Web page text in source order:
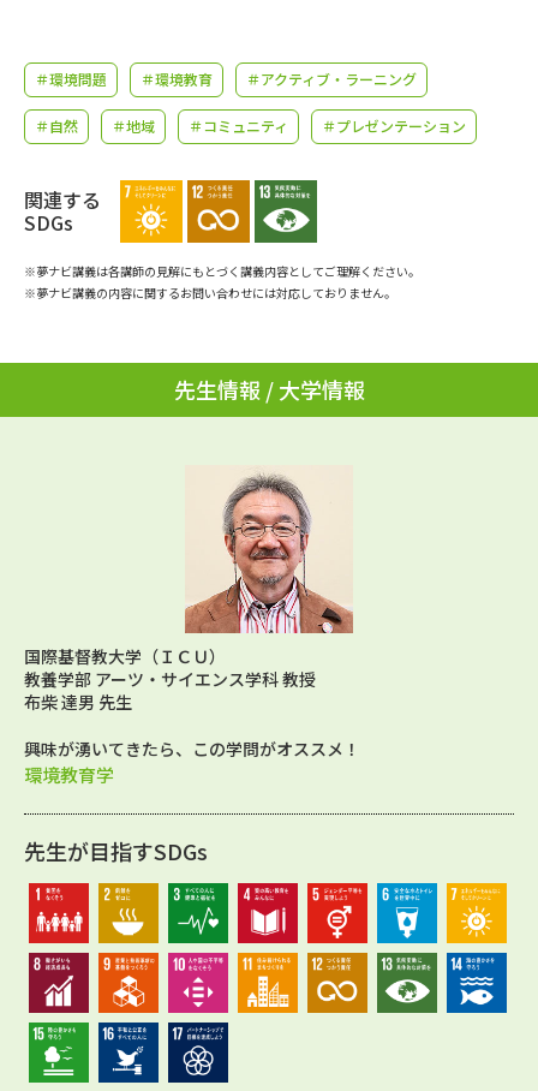
学問の教科書 夢ナビライブ
ユーザーサポート
Ｑ＆Ａ よくあるご質問 大学進学IDについて
資料の料金の
お支払いについて
受付内容・発送状況の確認
お支払いサイト
特定商取引表記
テレメール進学カタログ
＃環境問題 ＃環境教育 ＃アクティブ・ラーニング
＃自然 ＃地域 ＃コミュニティ ＃プレゼンテーション
関連する
SDGs
※夢ナビ講義は各講師の見解にもとづく講義内容としてご理解ください。
※夢ナビ講義の内容に関するお問い合わせには対応しておりません。
先生情報 / 大学情報
国際基督教大学（ＩＣＵ）
教養学部 アーツ・サイエンス学科 教授
布柴 達男 先生
興味が湧いてきたら、この学問がオススメ！
環境教育学
先生が目指すSDGs